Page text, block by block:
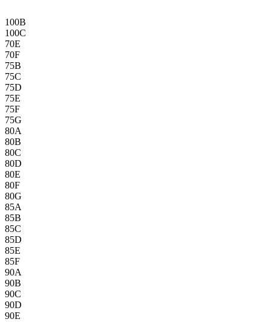
100B
100C
70E
70F
75B
75C
75D
75E
75F
75G
80A
80B
80C
80D
80E
80F
80G
85A
85B
85C
85D
85E
85F
90A
90B
90C
90D
90E